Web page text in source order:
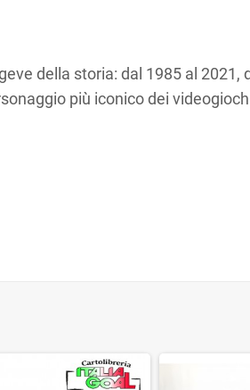
della storia: dal 1985 al 2021,
più iconico dei